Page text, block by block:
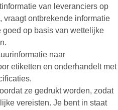
van leveranciers op
ontbrekende informatie
goed op basis van wettelijke
naar
etiketten en onderhandelt met
ze gedrukt worden, zodat
vereisten. Je bent in staat